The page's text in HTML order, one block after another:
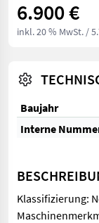
6.900 €
inkl. 20 % MwSt. /
Baujahr
Interne
Klassifizierung: